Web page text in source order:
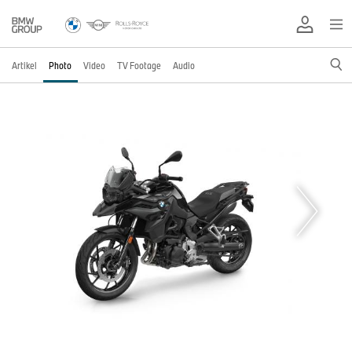
Artikel Photo Video TV Footage Audio